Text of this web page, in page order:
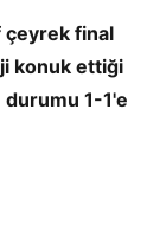
çeyrek final
konuk ettiği
durumu 1-1'e